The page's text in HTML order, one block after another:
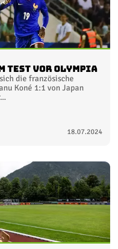
Test vor Olympia
die französische
Koné 1:1 von Japan
18.07.2024